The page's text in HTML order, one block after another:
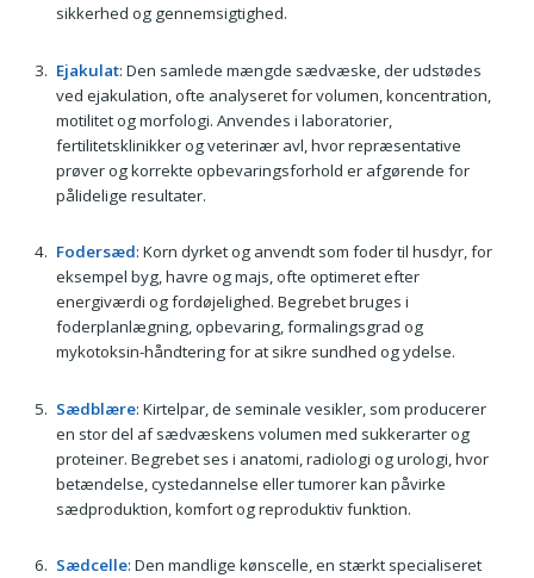
sikkerhed og gennemsigtighed.
Ejakulat: Den samlede mængde sædvæske, der udstødes
ved ejakulation, ofte analyseret for volumen, koncentration,
motilitet og morfologi. Anvendes i laboratorier,
fertilitetsklinikker og veterinær avl, hvor repræsentative
prøver og korrekte opbevaringsforhold er afgørende for
pålidelige resultater.
Fodersæd: Korn dyrket og anvendt som foder til husdyr, for
eksempel byg, havre og majs, ofte optimeret efter
energiværdi og fordøjelighed. Begrebet bruges i
foderplanlægning, opbevaring, formalingsgrad og
mykotoksin-håndtering for at sikre sundhed og ydelse.
Sædblære: Kirtelpar, de seminale vesikler, som producerer
en stor del af sædvæskens volumen med sukkerarter og
proteiner. Begrebet ses i anatomi, radiologi og urologi, hvor
betændelse, cystedannelse eller tumorer kan påvirke
sædproduktion, komfort og reproduktiv funktion.
Sædcelle: Den mandlige kønscelle, en stærkt specialiseret